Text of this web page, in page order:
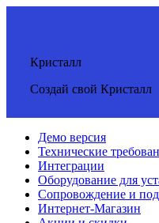
Кристалл
Создай свой Кристалл
Демо версия
Технические
Интеграции
Оборудование для
Сопровождение и
Интернет-Магазин